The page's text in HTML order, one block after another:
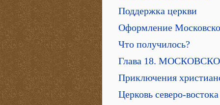
Поддержка церкви
Оформление
Что получилось?
Глава 18.
Приключения
Церковь северо-востока